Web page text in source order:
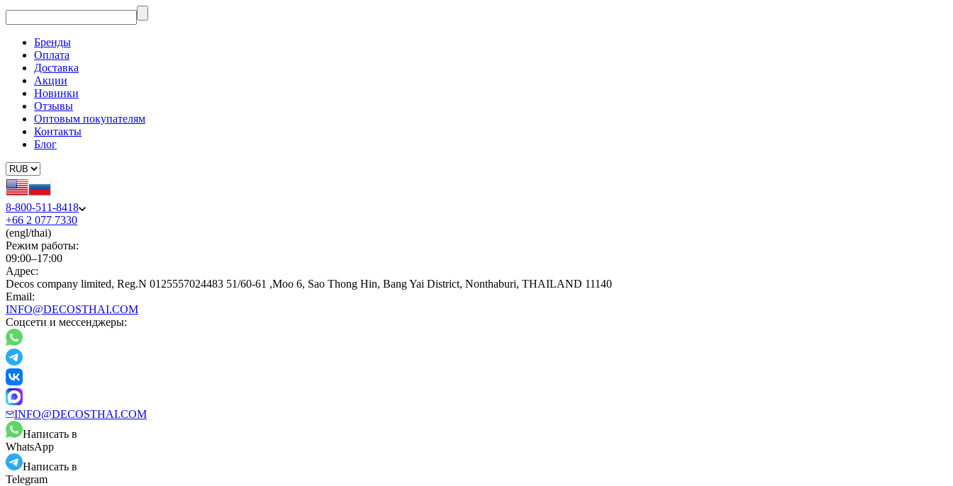
Бренды
Оплата
Доставка
Акции
Новинки
Отзывы
Оптовым покупателям
Контакты
Блог
8-800-511-8418
+66 2 077 7330
(engl/thai)
Режим работы:
09:00–17:00
Адрес:
Decos company limited, Reg.N 0125557024483 51/60-61 ,Moo 6, Sao Thong Hin, Bang Yai District, Nonthaburi, THAILAND 11140
Email:
INFO@DECOSTHAI.COM
Соцсети и мессенджеры:
INFO@DECOSTHAI.COM
Написать в
WhatsApp
Написать в
Telegram